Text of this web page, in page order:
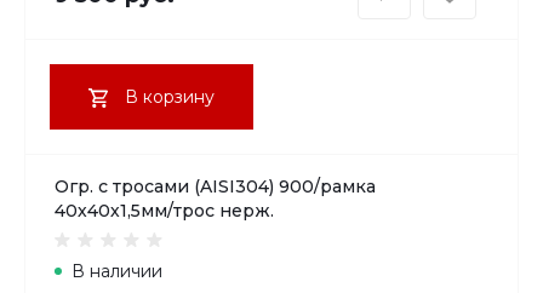
В корзину
Огр. с тросами (AISI304) 900/рамка
40х40х1,5мм/трос нерж.
В наличии